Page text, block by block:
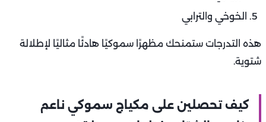
الخوخي والترابي
هذه التدرجات ستمنحك مظهرًا سموكيًا هادئًا مثاليًا لإطلالة
شتوية.
كيف تحصلين على مكياج سموكي ناعم